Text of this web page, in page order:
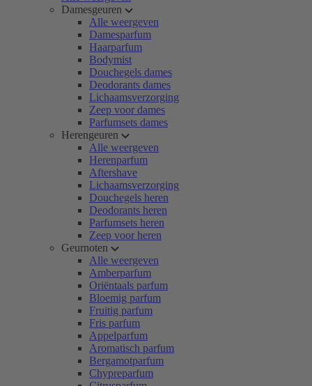
Damesgeuren
Alle weergeven
Damesparfum
Haarparfum
Bodymist
Douchegels dames
Deodorants dames
Lichaamsverzorging
Zeep voor dames
Parfumsets dames
Herengeuren
Alle weergeven
Herenparfum
Aftershave
Lichaamsverzorging
Douchegels heren
Deodorants heren
Parfumsets heren
Zeep voor heren
Geurnoten
Alle weergeven
Amberparfum
Oriëntaals parfum
Bloemig parfum
Fruitig parfum
Fris parfum
Appelparfum
Aromatisch parfum
Bergamotparfum
Chypreparfum